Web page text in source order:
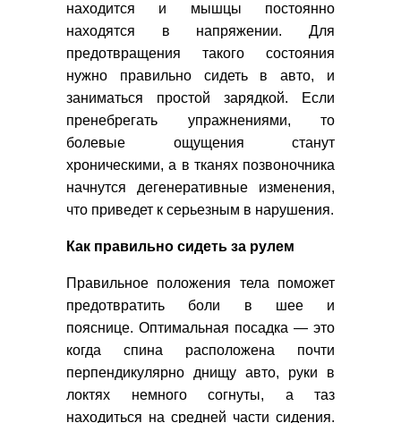
находится и мышцы постоянно
находятся в напряжении. Для
предотвращения такого состояния
нужно правильно сидеть в авто, и
заниматься простой зарядкой. Если
пренебрегать упражнениями, то
болевые ощущения станут
хроническими, а в тканях позвоночника
начнутся дегенеративные изменения,
что приведет к серьезным в нарушения.
Как правильно сидеть за рулем
Правильное положения тела поможет
предотвратить боли в шее и
пояснице. Оптимальная посадка — это
когда спина расположена почти
перпендикулярно днищу авто, руки в
локтях немного согнуты, а таз
находиться на средней части сидения.